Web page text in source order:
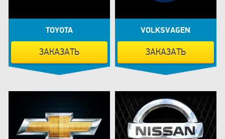
TOYOTA
ЗАКАЗАТЬ
VOLKSVAGEN
ЗАКАЗАТЬ